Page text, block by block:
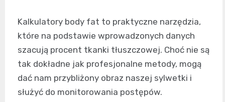
Kalkulatory body fat to praktyczne narzędzia,
które na podstawie wprowadzonych danych
szacują procent tkanki tłuszczowej. Choć nie są
tak dokładne jak profesjonalne metody, mogą
dać nam przybliżony obraz naszej sylwetki i
służyć do monitorowania postępów.